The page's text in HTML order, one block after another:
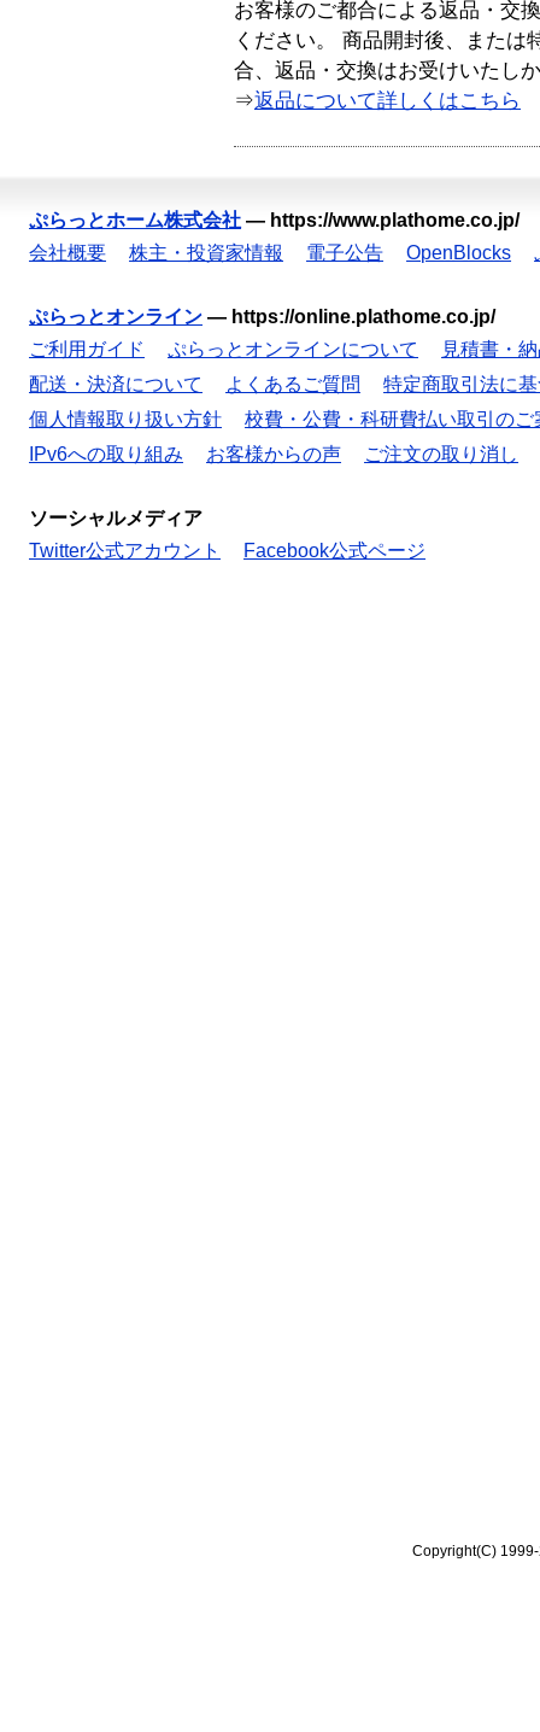
お客様のご都合による返品・交
ください。 商品開封後、または
合、返品・交換はお受けいたし
⇒返品について詳しくはこちら
ぷらっとホーム株式会社 — https://www.plathome.co.jp/
会社概要
株主・投資家情報 電子公告 OpenBlocks
ぷらっとオンライン — https://online.plathome.co.jp/
ご利用ガイド
ぷらっとオンラインについて
見積書・
配送・決済について
よくあるご質問
特定商取引法に
個人情報取り扱い方針
校費・公費・科研費払い取引のご
IPv6への取り組み
お客様からの声 ご注文の取り消し
ソーシャルメディア
Twitter公式アカウント
Facebook公式ページ
Copyright(C)